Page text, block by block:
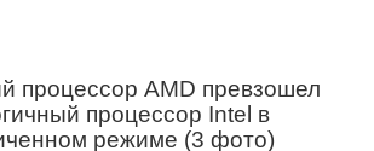
процессор AMD превзошел
процессор Intel в
режиме (3 фото)